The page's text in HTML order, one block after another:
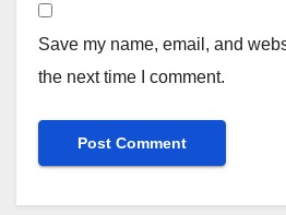
Save my name, email, and
the next time I comment.